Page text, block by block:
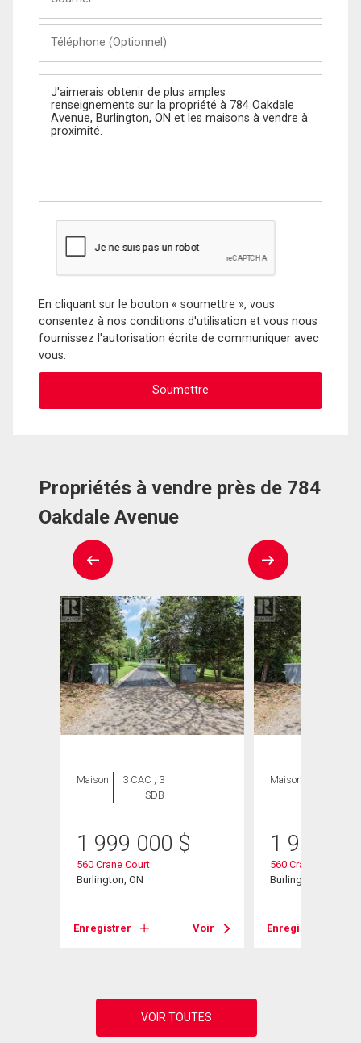
(Optionnel)
Message
En cliquant sur le bouton « soumettre », vous
consentez à nos conditions d'utilisation et vous nous
fournissez l'autorisation écrite de communiquer avec
vous.
Propriétés à vendre près de 784
Oakdale Avenue
Maison
3 CAC , 3
SDB
1 999 000 $
560 Crane Court
Burlington, ON
Enregistrer Voir
Maison
1 999
560 Crane Court
Burlington, ON
Enregistrer